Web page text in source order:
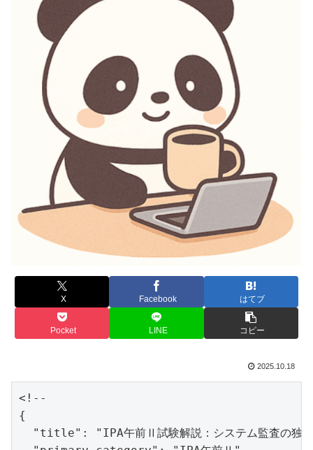
X Facebook はてブ
Pocket LINE コピー
2025.10.18
<!--
{
"title": "IPA午前Ⅱ試験解説：システム監査の独